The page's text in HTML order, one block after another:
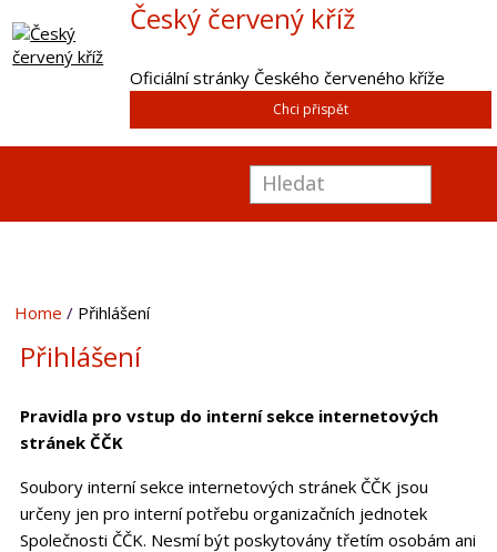
Český červený kříž
Oficiální stránky Českého červeného kříže
Chci přispět
Home Přihlášení
Přihlášení
Pravidla pro vstup do interní sekce internetových
stránek ČČK
Soubory interní sekce internetových stránek ČČK jsou
určeny jen pro interní potřebu organizačních jednotek
Společnosti ČČK. Nesmí být poskytovány třetím osobám ani